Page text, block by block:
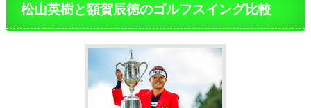
松山英樹と額賀辰徳のゴルフスイング比較